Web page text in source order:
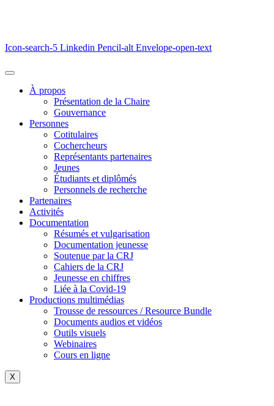
Icon-search-5 Linkedin Pencil-alt Envelope-open-text
À propos
Présentation de la Chaire
Gouvernance
Personnes
Cotitulaires
Cochercheurs
Représentants partenaires
Jeunes
Étudiants et diplômés
Personnels de recherche
Partenaires
Activités
Documentation
Résumés et vulgarisation
Documentation jeunesse
Soutenue par la CRJ
Cahiers de la CRJ
Jeunesse en chiffres
Liée à la Covid-19
Productions multimédias
Trousse de ressources / Resource Bundle
Documents audios et vidéos
Outils visuels
Webinaires
Cours en ligne
X